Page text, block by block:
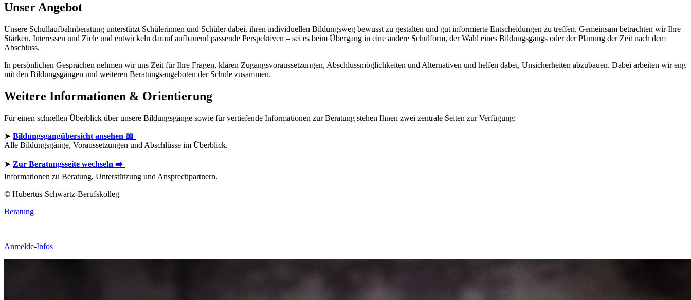
Unser Angebot
Unsere Schullaufbahnberatung unterstützt Schülerinnen und Schüler dabei, ihren individuellen Bildungsweg bewusst zu gestalten und gut informierte Entscheidungen zu treffen. Gemeinsam betrachten wir Ihre
Stärken, Interessen und Ziele und entwickeln darauf aufbauend passende Perspektiven – sei es beim Übergang in eine andere Schulform, der Wahl eines Bildungsgangs oder der Planung der Zeit nach dem
Abschluss.
In persönlichen Gesprächen nehmen wir uns Zeit für Ihre Fragen, klären Zugangsvoraussetzungen, Abschlussmöglichkeiten und Alternativen und helfen dabei, Unsicherheiten abzubauen. Dabei arbeiten wir eng
mit den Bildungsgängen und weiteren Beratungsangeboten der Schule zusammen.
Weitere Informationen & Orientierung
Für einen schnellen Überblick über unsere Bildungsgänge sowie für vertiefende Informationen zur Beratung stehen Ihnen zwei zentrale Seiten zur Verfügung:
➤ Bildungsgangübersicht ansehen 📖
Alle Bildungsgänge, Voraussetzungen und Abschlüsse im Überblick.
➤ Zur Beratungsseite wechseln ➡️
Informationen zu Beratung, Unterstützung und Ansprechpartnern.
© Hubertus-Schwartz-Berufskolleg
Beratung
Anmelde-Infos